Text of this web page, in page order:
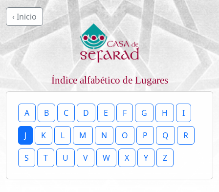
‹ Inicio
Índice alfabético de Lugares
A B C D E F G H I
J K L M N O P Q R
S T U V W X Y Z